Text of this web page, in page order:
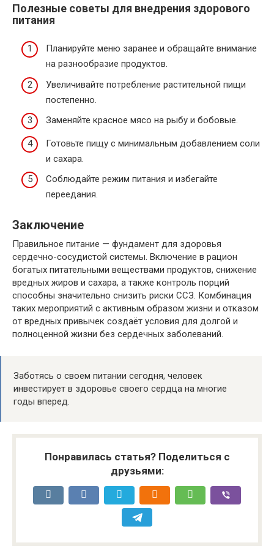
Полезные советы для внедрения здорового
питания
Планируйте меню заранее и обращайте внимание
на разнообразие продуктов.
Увеличивайте потребление растительной пищи
постепенно.
Заменяйте красное мясо на рыбу и бобовые.
Готовьте пищу с минимальным добавлением соли
и сахара.
Соблюдайте режим питания и избегайте
переедания.
Заключение
Правильное питание — фундамент для здоровья
сердечно-сосудистой системы. Включение в рацион
богатых питательными веществами продуктов, снижение
вредных жиров и сахара, а также контроль порций
способны значительно снизить риски ССЗ. Комбинация
таких мероприятий с активным образом жизни и отказом
от вредных привычек создаёт условия для долгой и
полноценной жизни без сердечных заболеваний.
Заботясь о своем питании сегодня, человек
инвестирует в здоровье своего сердца на многие
годы вперед.
Понравилась статья? Поделиться с
друзьями: